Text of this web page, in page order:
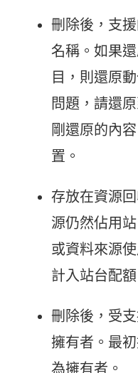
刪除後，支
名稱。如果
目，則還原
問題，請還
剛還原的內
置。
存放在資源
源仍然佔用
或資料來源
計入站台配額
刪除後，受
擁有者。最
為擁有者。